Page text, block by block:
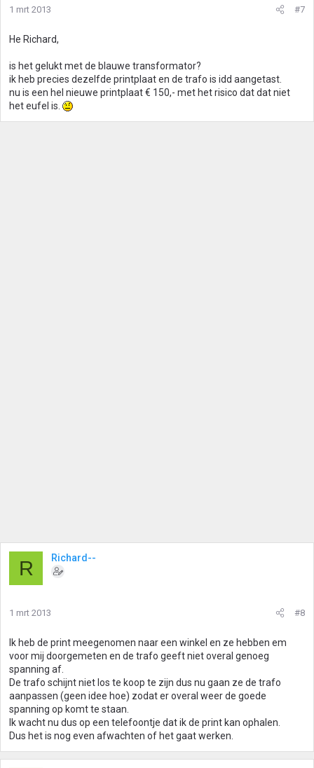
1 mrt 2013 #7
He Richard,
is het gelukt met de blauwe transformator?
ik heb precies dezelfde printplaat en de trafo is idd aangetast.
nu is een hel nieuwe printplaat € 150,- met het risico dat dat niet
het eufel is.
R Richard--
1 mrt 2013 #8
Ik heb de print meegenomen naar een winkel en ze hebben em
voor mij doorgemeten en de trafo geeft niet overal genoeg
spanning af.
De trafo schijnt niet los te koop te zijn dus nu gaan ze de trafo
aanpassen (geen idee hoe) zodat er overal weer de goede
spanning op komt te staan.
Ik wacht nu dus op een telefoontje dat ik de print kan ophalen.
Dus het is nog even afwachten of het gaat werken.